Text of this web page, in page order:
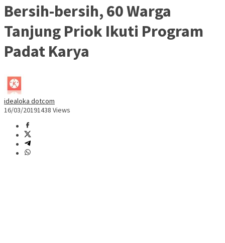
Bersih-bersih, 60 Warga
Tanjung Priok Ikuti Program
Padat Karya
idealoka dotcom
16/03/20191438 Views